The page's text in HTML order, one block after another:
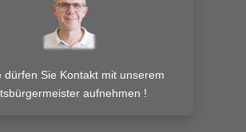
dürfen Sie Kontakt mit unserem
aufnehmen !